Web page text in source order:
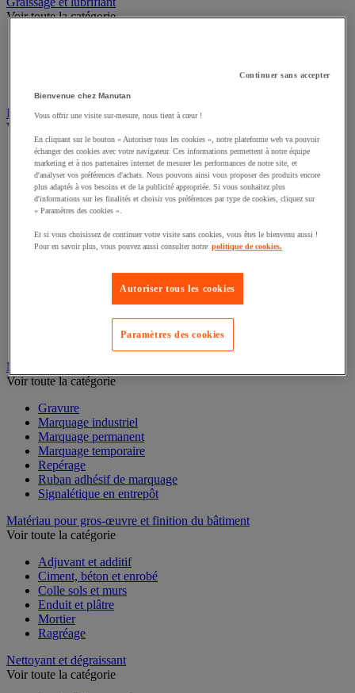
Voir toute la catégorie
Instrument de mesure
Voir toute la catégorie
Balance industrielle
Compteur et compteur-métreur
Dynamomètre
Équipement optique
Instrument de mesure de laboratoire
Mesure de la vitesse
Mesure de l'environnement
Mesure du temps
Mesure et repère de chantier
Thermomètre et thermohygromètre
Marquage
Voir toute la catégorie
Gravure
Marquage industriel
Marquage permanent
Marquage temporaire
Repérage
Ruban adhésif de marquage
Signalétique en entrepôt
Matériau pour gros-œuvre et finition du bâtiment
Voir toute la catégorie
Adjuvant et additif
Ciment, béton et enrobé
Colle sols et murs
Enduit et plâtre
Mortier
Ragréage
Nettoyant et dégraissant
Voir toute la catégorie
Continuer sans accepter
Bienvenue chez Manutan
Vous offrir une visite sur-mesure, nous tient à cœur !
En cliquant sur le bouton « Autoriser tous les cookies », notre plateforme web va pouvoir
échanger des cookies avec votre navigateur. Ces informations permettent à notre équipe
marketing et à nos partenaires internet de mesurer les performances de notre site, et
d'analyser vos préférences d'achats. Nous pouvons ainsi vous proposer des produits encore
plus adaptés à vos besoins et de la publicité appropriée. Si vous souhaitez plus
d'informations sur les finalités et choisir vos préférences par type de cookies, cliquez sur
« Paramètres des cookies ».
Et si vous choisissez de continuer votre visite sans cookies, vous êtes le bienvenu aussi !
Pour en savoir plus, vous pouvez aussi consulter notre politique de cookies.
Autoriser tous les cookies
Paramètres des cookies